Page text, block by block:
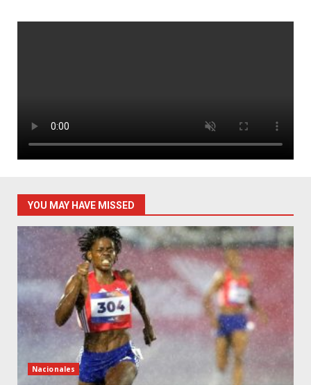
YOU MAY HAVE MISSED
Nacionales